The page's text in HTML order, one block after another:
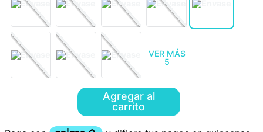
VER MÁS
5
Agregar al
carrito